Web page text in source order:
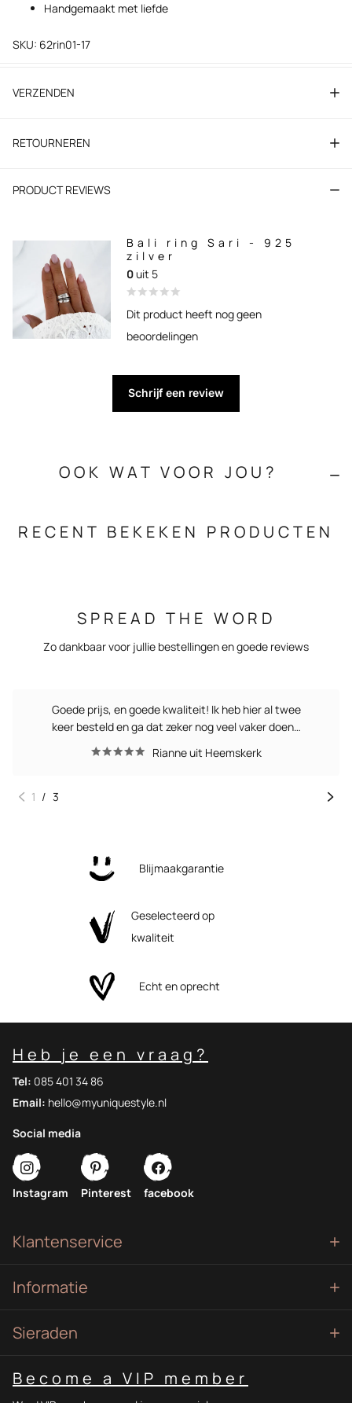
Handgemaakt met liefde
SKU: 62rin01-17
VERZENDEN
RETOURNEREN
PRODUCT REVIEWS
Bali ring Sari - 925
zilver
0uit 5
Dit product heeft nog geen
beoordelingen
Schrijf een review
OOK WAT VOOR JOU?
RECENT BEKEKEN PRODUCTEN
SPREAD THE WORD
Zo dankbaar voor jullie bestellingen en goede reviews
Goede prijs, en goede kwaliteit! Ik heb hier al twee
keer besteld en ga dat zeker nog veel vaker doen…
Rianne uit Heemskerk
1 / 3
Blijmaakgarantie
Geselecteerd op
kwaliteit
Echt en oprecht
Klantenservice
Informatie
Sieraden
Become a VIP member
Heb je een vraag?
Tel: 085 401 34 86
Email: hello@myuniquestyle.nl
Social media
Instagram Pinterest facebook